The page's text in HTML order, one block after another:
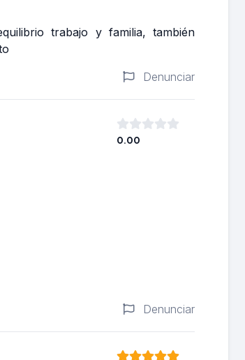
trabajo y familia, también
Denunciar
0.00
Denunciar